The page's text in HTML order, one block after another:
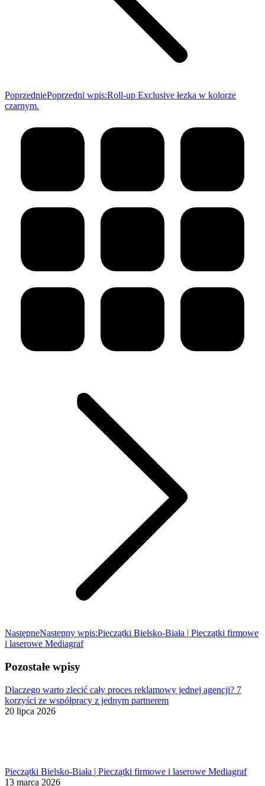
PoprzedniePoprzedni wpis:Roll-up Exclusive łezka w kolorze
czarnym.
NastępneNastępny wpis:Pieczątki Bielsko-Biała | Pieczątki firmowe
i laserowe Mediagraf
Pozostałe wpisy
Dlaczego warto zlecić cały proces reklamowy jednej agencji? 7
korzyści ze współpracy z jednym partnerem
20 lipca 2026
Pieczątki Bielsko-Biała | Pieczątki firmowe i laserowe Mediagraf
13 marca 2026